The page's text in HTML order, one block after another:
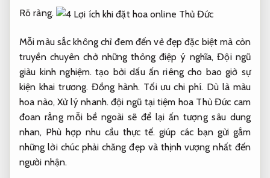
Rõ ràng.
Mỗi màu sắc không chỉ đem đến vẻ đẹp đặc biệt mà còn
truyền chuyên chở những thông điệp ý nghĩa,Đội ngũ
giàu kinh nghiệm. tạo bởi dấu ấn riêng cho bao giờ sự
kiện khai trương. Đồng hành. Tối ưu chi phí. Dù là màu
hoa nào,Xử lý nhanh. đội ngũ tại tiệm hoa Thủ Đức cam
đoan rằng mỗi bề ngoài sẽ để lại ấn tượng sâu dung
nhan, Phù hợp nhu cầu thực tế. giúp các bạn gửi gắm
những lời chúc phải chăng đẹp và thịnh vượng nhất đến
người nhận.